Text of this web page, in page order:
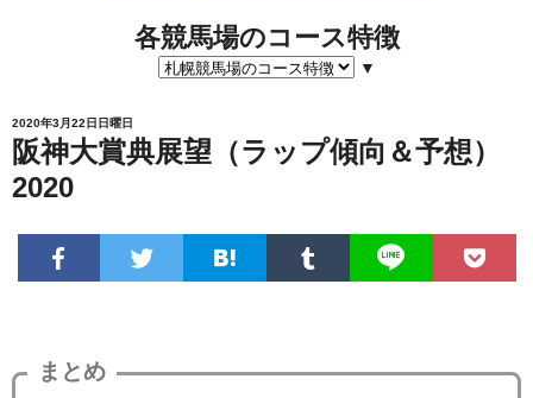
各競馬場のコース特徴
▼
2020年3月22日日曜日
阪神大賞典展望（ラップ傾向＆予想）
2020
まとめ